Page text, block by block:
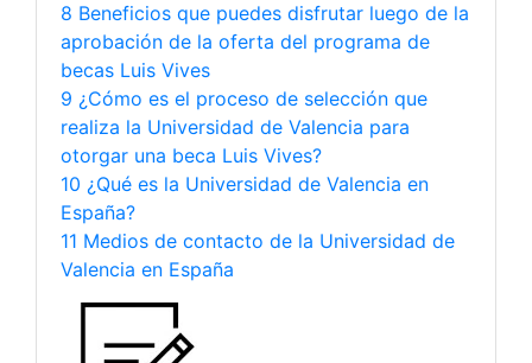
8 Beneficios que puedes disfrutar luego de la
aprobación de la oferta del programa de
becas Luis Vives
9 ¿Cómo es el proceso de selección que
realiza la Universidad de Valencia para
otorgar una beca Luis Vives?
10 ¿Qué es la Universidad de Valencia en
España?
11 Medios de contacto de la Universidad de
Valencia en España